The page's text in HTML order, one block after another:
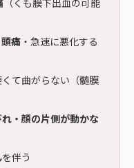
痛 ・急速に悪化する
て曲がらない（髄膜
・顔の片側が動かな
を伴う